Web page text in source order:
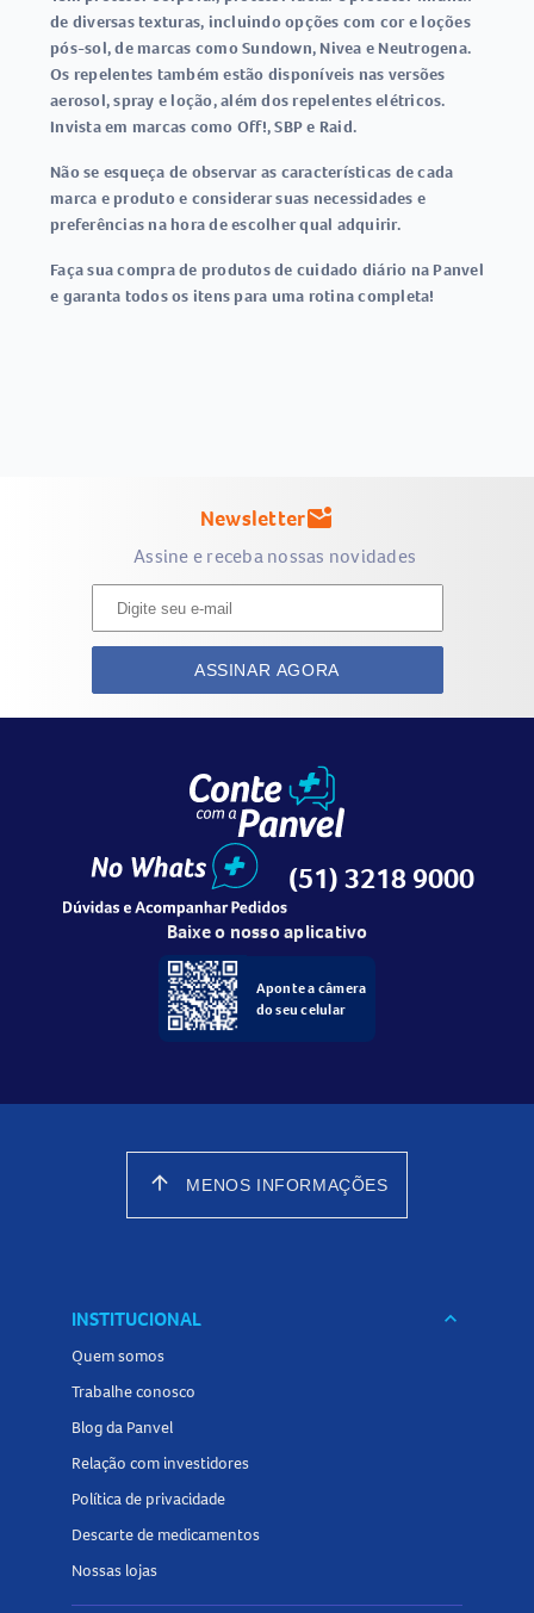
de diversas texturas, incluindo opções com cor e loções
pós-sol, de marcas como Sundown, Nivea e Neutrogena.
Os repelentes também estão disponíveis nas versões
aerosol, spray e loção, além dos repelentes elétricos.
Invista em marcas como Off!, SBP e Raid.
Não se esqueça de observar as características de cada
marca e produto e considerar suas necessidades e
preferências na hora de escolher qual adquirir.
Faça sua compra de produtos de cuidado diário na Panvel
e garanta todos os itens para uma rotina completa!
Newslettermark_email_unread
Assine e receba nossas novidades
ASSINAR AGORA
(51) 3218 9000
Baixe o nosso aplicativo
Aponte a câmera
do seu celular
arrow_upward MENOS INFORMAÇÕES
INSTITUCIONAL keyboard_arrow_down
Quem somos
Trabalhe conosco
Blog da Panvel
Relação com investidores
Política de privacidade
Descarte de medicamentos
Nossas lojas